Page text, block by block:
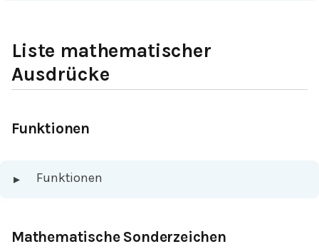
Liste mathematischer
Ausdrücke
Funktionen
▸ Funktionen
Mathematische Sonderzeichen